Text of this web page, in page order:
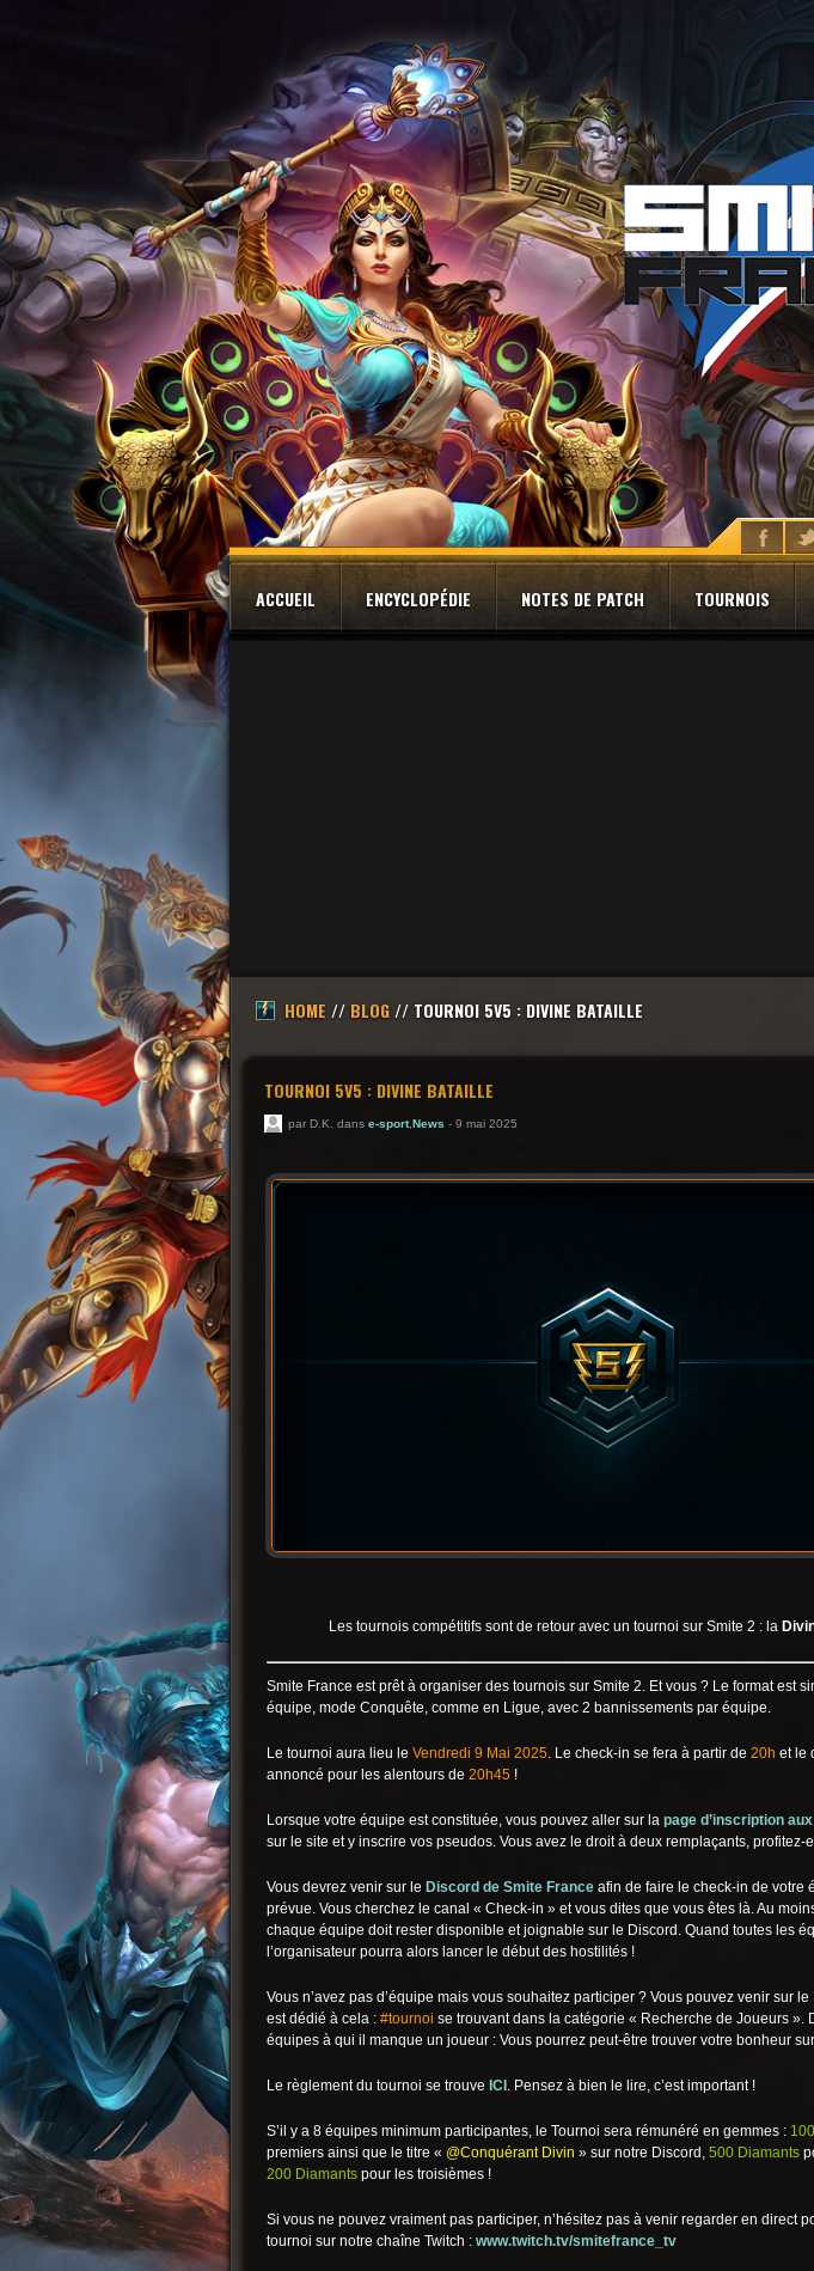
ACCUEIL ENCYCLOPÉDIE NOTES DE PATCH TOURNOIS
HOME // BLOG // TOURNOI 5V5 : DIVINE BATAILLE
TOURNOI 5V5 : DIVINE BATAILLE
par D.K. dans e-sport,News - 9 mai 2025
Les tournois compétitifs sont de retour avec un tournoi sur Smite 2 : la
Smite France est prêt à organiser des tournois sur Smite 2. Et vous ? Le format est
équipe, mode Conquête, comme en Ligue, avec 2 bannissements par équipe.
Le tournoi aura lieu le Vendredi 9 Mai 2025. Le check-in se fera à partir de 20h et le
annoncé pour les alentours de 20h45 !
Lorsque votre équipe est constituée, vous pouvez aller sur la page d’inscription
sur le site et y inscrire vos pseudos. Vous avez le droit à deux remplaçants, profitez-
Vous devrez venir sur le Discord de Smite France afin de faire le check-in de votre
prévue. Vous cherchez le canal « Check-in » et vous dites que vous êtes là. Au
chaque équipe doit rester disponible et joignable sur le Discord. Quand toutes les
l’organisateur pourra alors lancer le début des hostilités !
Vous n’avez pas d’équipe mais vous souhaitez participer ? Vous pouvez venir sur le
est dédié à cela : #tournoi se trouvant dans la catégorie « Recherche de Joueurs ».
équipes à qui il manque un joueur : Vous pourrez peut-être trouver votre bonheur
Le règlement du tournoi se trouve ICI . Pensez à bien le lire, c’est important !
S’il y a 8 équipes minimum participantes, le Tournoi sera rémunéré en gemmes :
premiers ainsi que le titre « @Conquérant Divin » sur notre Discord, 500 Diamants
200 Diamants pour les troisièmes !
Si vous ne pouvez vraiment pas participer, n’hésitez pas à venir regarder en direct
tournoi sur notre chaîne Twitch : www.twitch.tv/smitefrance_tv